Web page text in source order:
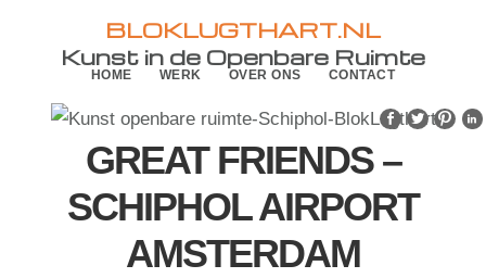
navigation
content
BLOKLUGTHART.NL
Kunst in de Openbare Ruimte
HOME WERK OVER ONS CONTACT
GREAT FRIENDS –
SCHIPHOL AIRPORT
AMSTERDAM